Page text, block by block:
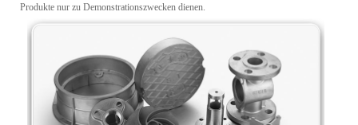
Produkte nur zu Demonstrationszwecken dienen.